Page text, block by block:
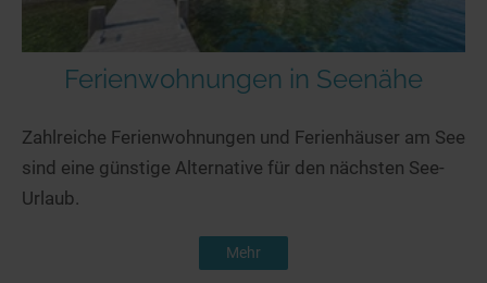
Ferienwohnungen in Seenähe
Zahlreiche Ferienwohnungen und Ferienhäuser am See
sind eine günstige Alternative für den nächsten See-
Urlaub.
Mehr